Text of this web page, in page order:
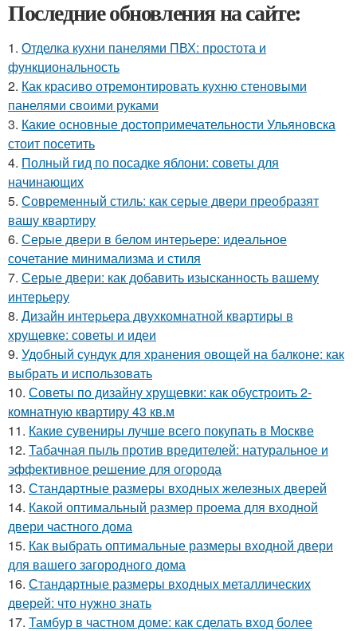
Последние обновления на сайте:
1. Отделка кухни панелями ПВХ: простота и
функциональность
2. Как красиво отремонтировать кухню стеновыми
панелями своими руками
3. Какие основные достопримечательности Ульяновска
стоит посетить
4. Полный гид по посадке яблони: советы для
начинающих
5. Современный стиль: как серые двери преобразят
вашу квартиру
6. Серые двери в белом интерьере: идеальное
сочетание минимализма и стиля
7. Серые двери: как добавить изысканность вашему
интерьеру
8. Дизайн интерьера двухкомнатной квартиры в
хрущевке: советы и идеи
9. Удобный сундук для хранения овощей на балконе: как
выбрать и использовать
10. Советы по дизайну хрущевки: как обустроить 2-
комнатную квартиру 43 кв.м
11. Какие сувениры лучше всего покупать в Москве
12. Табачная пыль против вредителей: натуральное и
эффективное решение для огорода
13. Стандартные размеры входных железных дверей
14. Какой оптимальный размер проема для входной
двери частного дома
15. Как выбрать оптимальные размеры входной двери
для вашего загородного дома
16. Стандартные размеры входных металлических
дверей: что нужно знать
17. Тамбур в частном доме: как сделать вход более